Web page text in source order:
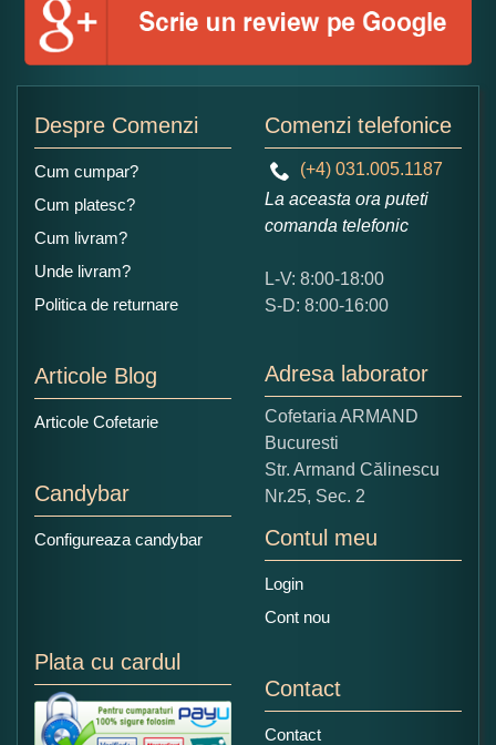
Ce nota acordati acestui produs?
5
Copiati alaturi numarul din imagine:
Despre Comenzi
Cum cumpar?
Cum platesc?
Cum livram?
Unde livram?
Politica de returnare
Articole Blog
Articole Cofetarie
Candybar
Configureaza candybar
Comenzi telefonice
(+4) 031.005.1187
La aceasta ora puteti
comanda telefonic
L-V: 8:00-18:00
S-D: 8:00-16:00
Adresa laborator
Cofetaria ARMAND
Bucuresti
Str. Armand Călinescu
Nr.25, Sec. 2
Contul meu
Login
Cont nou
Plata cu cardul
Contact
Contact